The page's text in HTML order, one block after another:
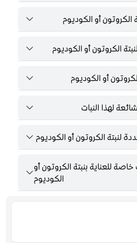
الكروتون أو الكوديوم
الكروتون أو الكوديوم
أو الكوديوم
لهذا النبات
لنبتة الكروتون أو الكوديوم
للعناية بنبتة الكروتون أو
الكوديوم